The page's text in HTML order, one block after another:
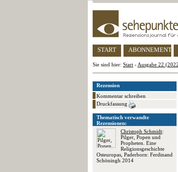
START ABONNEMENT
Sie sind hier: Start - Ausgabe 22
Rezension
Kommentar schreiben
Druckfassung
Thematisch verwandte
Rezensionen:
Christoph Schmidt:
Pilger, Popen und
Propheten. Eine
Religionsgeschichte
Osteuropas, Paderborn: Ferdinand
Schöningh 2014